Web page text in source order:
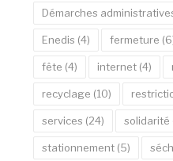
Démarches
Enedis (4) fermeture
fête (4) internet (4)
recyclage (10)
services (24) solidarité
stationnement (5)